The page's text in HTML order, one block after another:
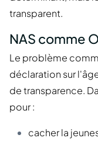
transparent.
NAS comme
Le problème
déclaration sur
de transparence.
pour :
cacher la